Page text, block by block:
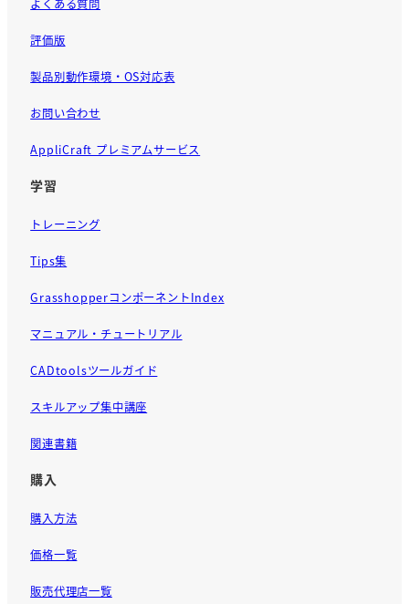
よくある質問
評価版
製品別動作環境・OS対応表
お問い合わせ
AppliCraft プレミアムサービス
学習
トレーニング
Tips集
GrasshopperコンポーネントIndex
マニュアル・チュートリアル
CADtoolsツールガイド
スキルアップ集中講座
関連書籍
購入
購入方法
価格一覧
販売代理店一覧